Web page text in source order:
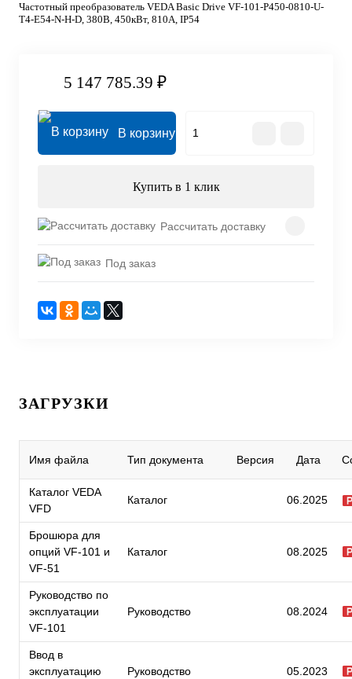
Частотный преобразователь VEDA Basic Drive VF-101-P450-0810-U-
T4-E54-N-H-D, 380В, 450кВт, 810А, IP54
5 147 785.39 ₽
В корзину
Купить в 1 клик
Рассчитать доставку
Под заказ
ЗАГРУЗКИ
Имя файла Тип документа Версия Дата
Каталог VEDA
VFD
Каталог 06.2025
Брошюра для
опций VF-101 и
VF-51
Каталог 08.2025
Руководство по
эксплуатации
VF-101
Руководство 08.2024
Ввод в
эксплуатацию
Руководство 05.2023